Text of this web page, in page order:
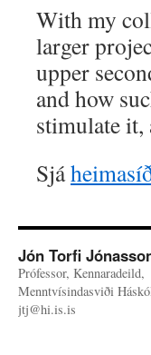
With my
larger
upper
and how
stimulate it,
Sjá
Jón Torfi
Prófessor, Kennaradeild,
Menntvísindasviði
jtj@hi.is.is